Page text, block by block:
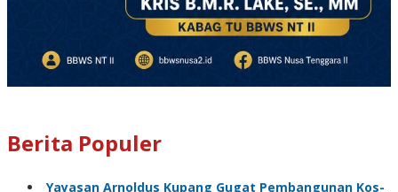
Berita Populer
Yayasan Arnoldus Kupang Gugat Pembangunan Kos-